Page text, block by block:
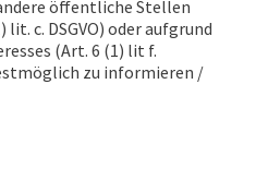
öffentliche Stellen
c. DSGVO) oder aufgrund
(Art. 6 (1) lit f.
zu informieren /